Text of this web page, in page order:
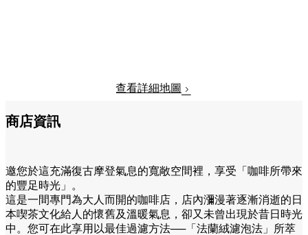
查看詳細地圖
商店資訊
邀您於這充滿復古摩登氣息的寬敞空間裡，享受「咖啡所帶來
的豐足時光」。
這是一間專門為大人而開的咖啡店，店內瀰漫著逐漸消逝的日
本喫茶文化給人的懷舊及溫暖氣息，卻又未曾出現於昔日時光
中。您可在此享用以最佳過濾方法──「法蘭絨濾泡法」所萃